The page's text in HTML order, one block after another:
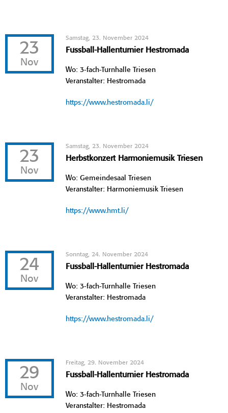
23
Nov
Samstag, 23. November 2024
Fussball-Hallenturnier Hestromada
Wo: 3-fach-Turnhalle Triesen
Veranstalter: Hestromada
https://www.hestromada.li/
23
Nov
Samstag, 23. November 2024
Herbstkonzert Harmoniemusik Triesen
Wo: Gemeindesaal Triesen
Veranstalter: Harmoniemusik Triesen
https://www.hmt.li/
24
Nov
Sonntag, 24. November 2024
Fussball-Hallenturnier Hestromada
Wo: 3-fach-Turnhalle Triesen
Veranstalter: Hestromada
https://www.hestromada.li/
29
Nov
Freitag, 29. November 2024
Fussball-Hallenturnier Hestromada
Wo: 3-fach-Turnhalle Triesen
Veranstalter: Hestromada